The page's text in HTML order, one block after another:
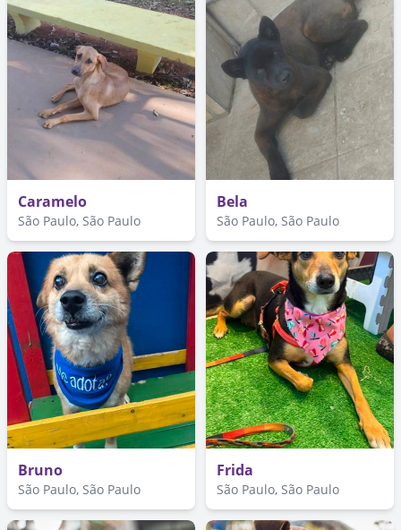
Caramelo
São Paulo, São Paulo
Bela
São Paulo, São Paulo
Bruno
São Paulo, São Paulo
Frida
São Paulo, São Paulo